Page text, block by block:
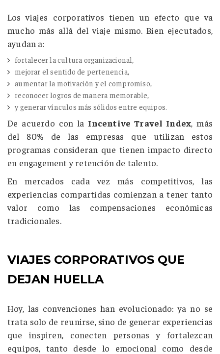
Los viajes corporativos tienen un efecto que va
mucho más allá del viaje mismo. Bien ejecutados,
ayudan a:
fortalecer la cultura organizacional,
mejorar el sentido de pertenencia,
aumentar la motivación y el compromiso,
reconocer logros de manera memorable,
y generar vínculos más sólidos entre equipos.
De acuerdo con la Incentive Travel Index, más
del 80% de las empresas que utilizan estos
programas consideran que tienen impacto directo
en engagement y retención de talento.
En mercados cada vez más competitivos, las
experiencias compartidas comienzan a tener tanto
valor como las compensaciones económicas
tradicionales.
VIAJES CORPORATIVOS QUE
DEJAN HUELLA
Hoy, las convenciones han evolucionado: ya no se
trata solo de reunirse, sino de generar experiencias
que inspiren, conecten personas y fortalezcan
equipos, tanto desde lo emocional como desde